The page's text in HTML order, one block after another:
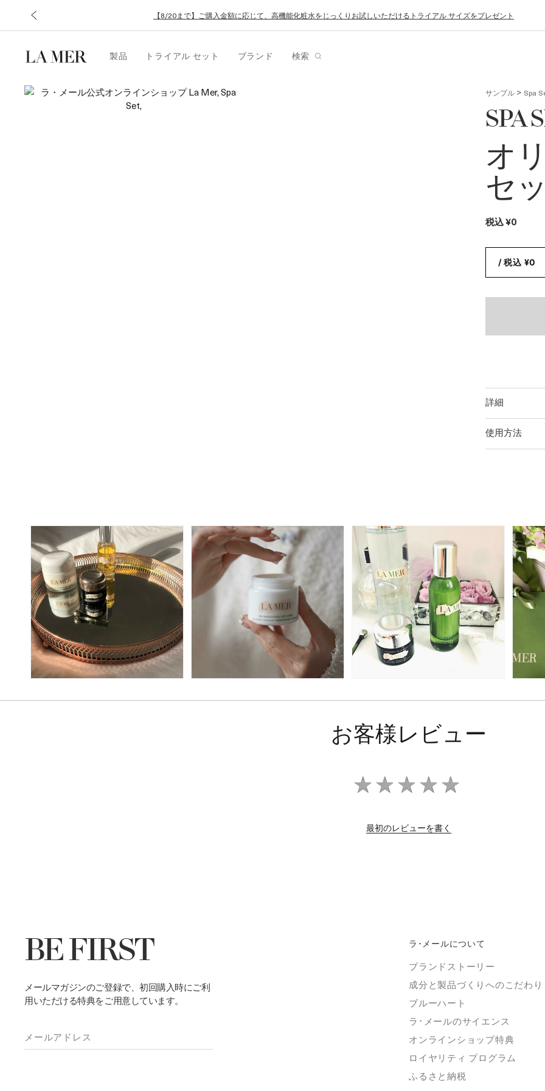
【8/20まで】ご購入金額に応じて、高機能化粧水をじっくりお試しいただけるトライアル サイズをプレゼント
製品 トライアル セット ブランド 検索
サンプル > Spa
SPA
オ
セ
税込¥0
/ 税込 ¥0
詳細
使用方法
お客様レビュー
最初のレビューを書く
BE FIRST
メールマガジンのご登録で、初回購入時にご利
用いただける特典をご用意しています。
ラ･メールについて
ブランドストーリー
成分と製品づくりへのこだわり
ブルーハート
ラ･メールのサイエンス
オンラインショップ特典
ロイヤリティ プログラム
ふるさと納税